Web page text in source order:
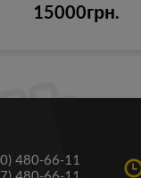
15000грн.
480-66-11